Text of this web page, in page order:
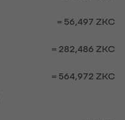
= 56,497 ZKC
= 282,486 ZKC
= 564,972 ZKC